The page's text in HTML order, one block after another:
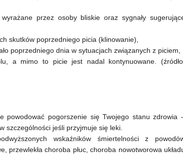
przez osoby bliskie oraz sygnały
skutków poprzedniego picia (klinowanie),
poprzedniego dnia w sytuacjach związanych z piciem,
a mimo to picie jest nadal kontynuowane.
powodować pogorszenie się Twojego stanu zdrowia
szczególności jeśli przyjmuje się leki.
wskaźników śmiertelności z
przewlekła choroba płuc, choroba nowotworowa